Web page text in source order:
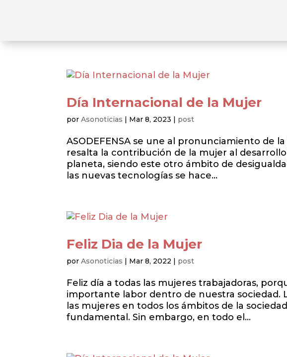
Día Internacional de la Mujer
porAsonoticias | Mar 8, 2023 | post
ASODEFENSA se une al pronunciamiento de
resalta la contribución de la mujer al
planeta, siendo este otro ámbito de
las nuevas tecnologías se hace...
Feliz Dia de la Mujer
porAsonoticias | Mar 8, 2022 | post
Feliz día a todas las mujeres trabajadoras,
importante labor dentro de nuestra sociedad.
las mujeres en todos los ámbitos de la
fundamental. Sin embargo, en todo el...